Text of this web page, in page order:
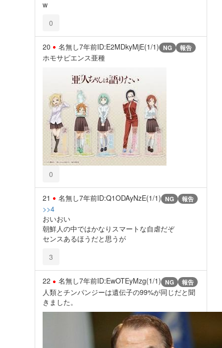
w
0
20 名無し7年前ID:E2MDkyMjE(1/1) NG 報告
ホモサピエンス亜種
0
21 名無し7年前ID:Q1ODAyNzE(1/1) NG 報告
>>4
おいおい
朝鮮人の中ではかなりスマートな自虐だぞ
センスあるほうだと思うが
3
22 名無し7年前ID:EwOTEyMzg(1/1) NG 報告
人類とチンパンジーは遺伝子の99%が同じだと聞
きました。